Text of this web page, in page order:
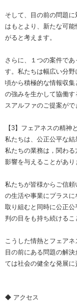
そして、目の前の問題
はもとより、新たな可
がると考えます。
さらに、１つの案件で
す。私たちは幅広い分
頃から積極的な情報収
の強みを生かして協働
スアルファのご提案がで
【3】フェアネスの精神
私たちは、公正公平な結
私たちの業務は，関わ
影響を与えることがあり
私たちが皆様からご信
の生活や事業にプラス
取り組むと同時に公正
判の目をも持ち続けるこ
こうした情熱とフェアネ
目の前にある問題の解
ては社会の健全な発展に
◆ アクセス